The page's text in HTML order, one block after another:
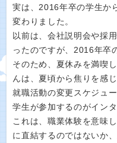
実は、2016年卒の学生か
変わりました。
以前は、会社説明会や採
ったのですが、2016年卒
そのため、夏休みを満喫
んは、夏頃から焦りを感
就職活動の変更スケジュ
学生が参加するのがイン
これは、職業体験を意味
に直結するのではないか